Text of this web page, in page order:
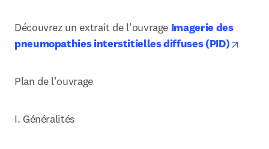
Découvrez un extrait de l'ouvrage Imagerie des
pneumopathies interstitielles diffuses (PID)
Plan de l'ouvrage
I. Généralités